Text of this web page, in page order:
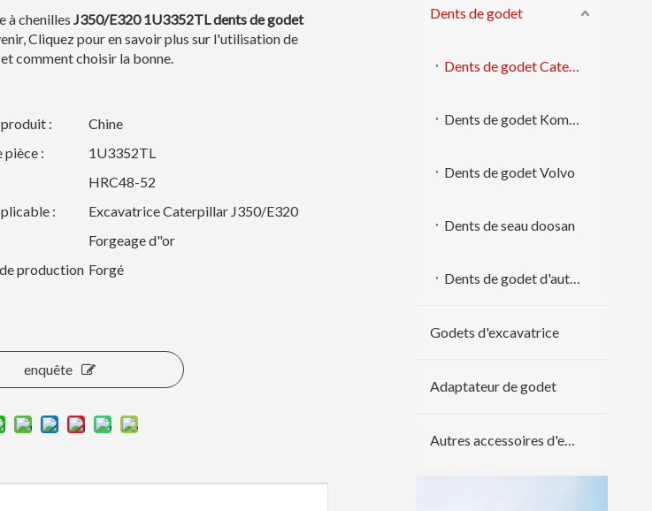
à chenillesJ350/E320 1U3352TLdents de godet
Cliquez pour en savoir plus sur l'utilisation de
comment choisir la bonne.
:
Chine
pièce :
1U3352TL
HRC48-52
:
Excavatrice Caterpillar J350/E320
Forgeage d"or
production Forgé
enquête
Dents de godet
Dents de godet Caterpillar
Dents de godet Komatsu
Dents de godet Volvo
Dents de seau doosan
Dents de godet d'autres marques
Godets d'excavatrice
Adaptateur de godet
Autres accessoires d'excavatrice